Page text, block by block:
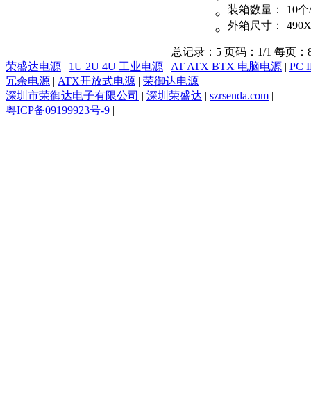
装箱数量：
10
外箱尺寸：
总记录：5 页码：1/1 每页：
荣盛达电源 | 1U 2U 4U 工业电源 | AT ATX BTX 电脑电源 | PC
冗余电源 | ATX开放式电源 | 荣御达电源
深圳市荣御达电子有限公司 | 深圳荣盛达 | szrsenda.com |
粤ICP备09199923号-9 |